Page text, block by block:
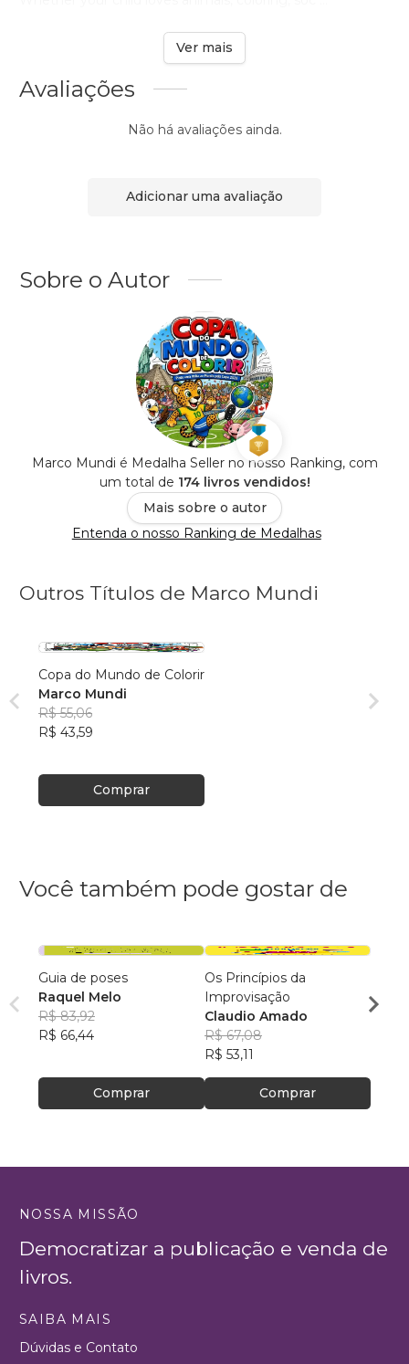
Ver mais
Avaliações
Não há avaliações ainda.
Adicionar uma avaliação
Sobre o Autor
Marco Mundi é Medalha Seller no nosso Ranking, com
um total de 174 livros vendidos!
Mais sobre o autor
Entenda o nosso Ranking de Medalhas
Outros Títulos de Marco Mundi
Copa do Mundo de Colorir
Marco Mundi
R$ 55,06
R$ 43,59
Comprar
Você também pode gostar de
Guia de poses
Raquel Melo
R$ 83,92
R$ 66,44
Comprar
Os Princípios da
Improvisação
Claudio Amado
R$ 67,08
R$ 53,11
Comprar
NOSSA MISSÃO
Democratizar a publicação e venda de
livros.
SAIBA MAIS
Dúvidas e Contato